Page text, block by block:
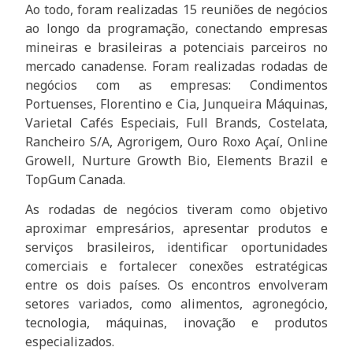
Ao todo, foram realizadas 15 reuniões de negócios
ao longo da programação, conectando empresas
mineiras e brasileiras a potenciais parceiros no
mercado canadense. Foram realizadas rodadas de
negócios com as empresas: Condimentos
Portuenses, Florentino e Cia, Junqueira Máquinas,
Varietal Cafés Especiais, Full Brands, Costelata,
Rancheiro S/A, Agrorigem, Ouro Roxo Açaí, Online
Growell, Nurture Growth Bio, Elements Brazil e
TopGum Canada.
As rodadas de negócios tiveram como objetivo
aproximar empresários, apresentar produtos e
serviços brasileiros, identificar oportunidades
comerciais e fortalecer conexões estratégicas
entre os dois países. Os encontros envolveram
setores variados, como alimentos, agronegócio,
tecnologia, máquinas, inovação e produtos
especializados.